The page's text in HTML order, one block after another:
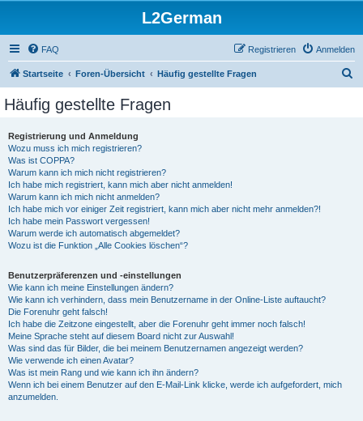
L2German
FAQ Anmelden
Registrieren
Startseite Foren-Übersicht Häufig gestellte Fragen
Häufig gestellte Fragen
Registrierung und Anmeldung
Wozu muss ich mich registrieren?
Was ist COPPA?
Warum kann ich mich nicht registrieren?
Ich habe mich registriert, kann mich aber nicht anmelden!
Warum kann ich mich nicht anmelden?
Ich habe mich vor einiger Zeit registriert, kann mich aber nicht mehr anmelden?!
Ich habe mein Passwort vergessen!
Warum werde ich automatisch abgemeldet?
Wozu ist die Funktion „Alle Cookies löschen“?
Benutzerpräferenzen und -einstellungen
Wie kann ich meine Einstellungen ändern?
Wie kann ich verhindern, dass mein Benutzername in der Online-Liste auftaucht?
Die Forenuhr geht falsch!
Ich habe die Zeitzone eingestellt, aber die Forenuhr geht immer noch falsch!
Meine Sprache steht auf diesem Board nicht zur Auswahl!
Was sind das für Bilder, die bei meinem Benutzernamen angezeigt werden?
Wie verwende ich einen Avatar?
Was ist mein Rang und wie kann ich ihn ändern?
Wenn ich bei einem Benutzer auf den E-Mail-Link klicke, werde ich aufgefordert, mich
anzumelden.